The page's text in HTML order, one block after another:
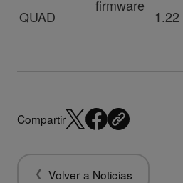
QUAD
firmware
1.22
Compartir
Volver a Noticias